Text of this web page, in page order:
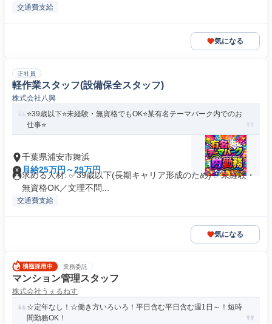
交通費支給
気になる
正社員
軽作業スタッフ(設備保全スタッフ)
株式会社八興
⭐️39歳以下⭐️未経験・無資格でもOK⭐️某有名テーマパーク内でのお
仕事⭐️
千葉県浦安市舞浜
月給25万円～29万円
求める人材: ✅39歳以下(長期キャリア形成のため) ✅未経験・
無資格OK／文理不問...
交通費支給
気になる
業務委託
マンション管理スタッフ
株式会社うぇるねす
☆定年なし！☆働き方いろいろ！平日含む平日含む週1日～！短時
間勤務OK！